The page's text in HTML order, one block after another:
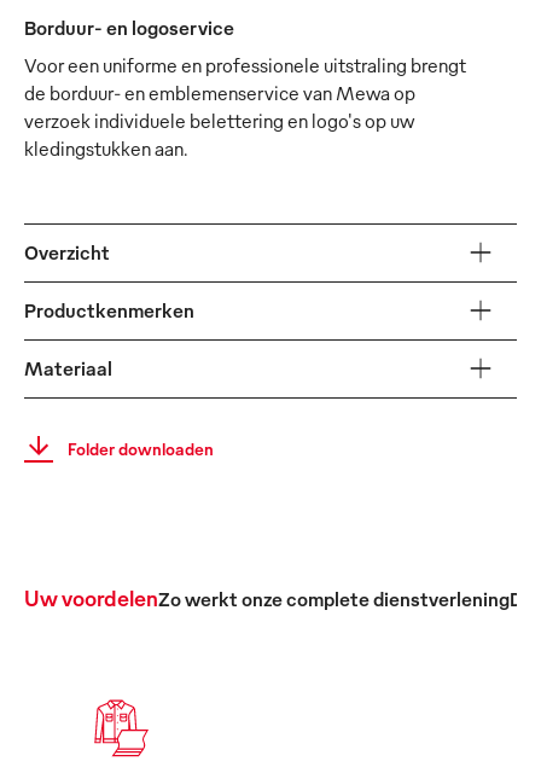
Borduur- en logoservice
Voor een uniforme en professionele uitstraling brengt
de borduur- en emblemenservice van Mewa op
verzoek individuele belettering en logo's op uw
kledingstukken aan.
Overzicht
Productkenmerken
Materiaal
Folder downloaden
Uw voordelenZo werkt onze complete dienstverleningDe